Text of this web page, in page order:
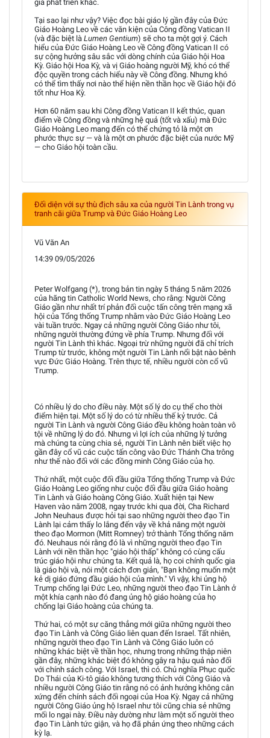
gia phát triển khác.
Tại sao lại như vậy? Việc đọc bài giáo lý gần đây của Đức
Giáo Hoàng Leo về các văn kiện của Công đồng Vatican II
(và đặc biệt là Lumen Gentium) sẽ cho ta một gợi ý. Cách
hiểu của Đức Giáo Hoàng Leo về Công đồng Vatican II có
sự cộng hưởng sâu sắc với dòng chính của Giáo hội Hoa
Kỳ. Giáo hội Hoa Kỳ, và vị Giáo hoàng người Mỹ, khó có thể
độc quyền trong cách hiểu này về Công đồng. Nhưng khó
có thể tìm thấy nơi nào thể hiện nền thần học về Giáo hội đó
tốt như Hoa Kỳ.
Hơn 60 năm sau khi Công đồng Vatican II kết thúc, quan
điểm về Công đồng và những hệ quả (tốt và xấu) mà Đức
Giáo Hoàng Leo mang đến có thể chứng tỏ là một ơn
phước thực sự — và là một ơn phước đặc biệt của nước Mỹ
— cho Giáo hội toàn cầu.
Đối diện với sự thù địch sâu xa của người Tin Lành trong vụ
tranh cãi giữa Trump và Đức Giáo Hoàng Leo
Vũ Văn An
14:39 09/05/2026
Peter Wolfgang (*), trong bản tin ngày 5 tháng 5 năm 2026
của hãng tin Catholic World News, cho rằng: Người Công
Giáo gần như nhất trí phản đối cuộc tấn công trên mạng xã
hội của Tổng thống Trump nhằm vào Đức Giáo Hoàng Leo
vài tuần trước. Ngay cả những người Công Giáo như tôi,
những người thường đứng về phía Trump. Nhưng đối với
người Tin Lành thì khác. Ngoại trừ những người đã chỉ trích
Trump từ trước, không một người Tin Lành nổi bật nào bênh
vực Đức Giáo Hoàng. Trên thực tế, nhiều người còn cổ vũ
Trump.
Có nhiều lý do cho điều này. Một số lý do cụ thể cho thời
điểm hiện tại. Một số lý do có từ nhiều thế kỷ trước. Cả
người Tin Lành và người Công Giáo đều không hoàn toàn vô
tội về những lý do đó. Nhưng vì lợi ích của những lý tưởng
mà chúng ta cùng chia sẻ, người Tin Lành nên biết việc họ
gần đây cổ vũ các cuộc tấn công vào Đức Thánh Cha trông
như thế nào đối với các đồng minh Công Giáo của họ.
Thứ nhất, một cuộc đối đầu giữa Tổng thống Trump và Đức
Giáo Hoàng Leo giống như cuộc đối đầu giữa Giáo hoàng
Tin Lành và Giáo hoàng Công Giáo. Xuất hiện tại New
Haven vào năm 2008, ngay trước khi qua đời, Cha Richard
John Neuhaus được hỏi tại sao những người theo đạo Tin
Lành lại cảm thấy lo lắng đến vậy về khả năng một người
theo đạo Mormon (Mitt Romney) trở thành Tổng thống năm
đó. Neuhaus nói rằng đó là vì những người theo đạo Tin
Lành với nền thần học "giáo hội thấp" không có cùng cấu
trúc giáo hội như chúng ta. Kết quả là, họ coi chính quốc gia
là giáo hội và, nói một cách đơn giản, "Bạn không muốn một
kẻ dị giáo đứng đầu giáo hội của mình." Vì vậy, khi ủng hộ
Trump chống lại Đức Leo, những người theo đạo Tin Lành ở
một khía cạnh nào đó đang ủng hộ giáo hoàng của họ
chống lại Giáo hoàng của chúng ta.
Thứ hai, có một sự căng thẳng mới giữa những người theo
đạo Tin Lành và Công Giáo liên quan đến Israel. Tất nhiên,
những người theo đạo Tin Lành và Công Giáo luôn có
những khác biệt về thần học, nhưng trong những thập niên
gần đây, những khác biệt đó không gây ra hậu quả nào đối
với chính sách công. Với Israel, thì có. Chủ nghĩa Phục quốc
Do Thái của Ki-tô giáo không tương thích với Công Giáo và
nhiều người Công Giáo tin rằng nó có ảnh hưởng không cân
xứng đến chính sách đối ngoại của Hoa Kỳ. Ngay cả những
người Công Giáo ủng hộ Israel như tôi cũng chia sẻ những
mối lo ngại này. Điều này dường như làm một số người theo
đạo Tin Lành tức giận, và họ đã phản ứng theo những cách
kỳ lạ.